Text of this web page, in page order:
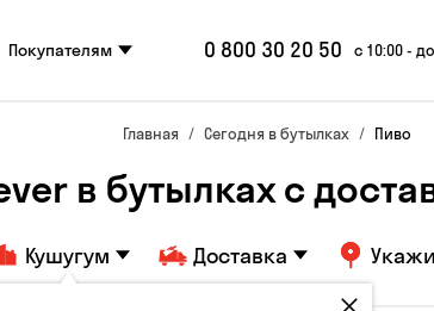
Покупателям 0 800 30 20 50 с 10:00 -
Главная Сегодня в бутылках Пиво
в бутылках с
Кушугум Доставка